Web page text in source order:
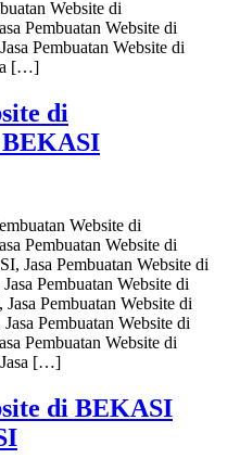
Website di
Pembuatan Website di
Pembuatan Website di
[…]
di
Website di
Pembuatan Website di
Pembuatan Website di
Pembuatan Website di
Pembuatan Website di
Pembuatan Website di
Pembuatan Website di
[…]
di BEKASI